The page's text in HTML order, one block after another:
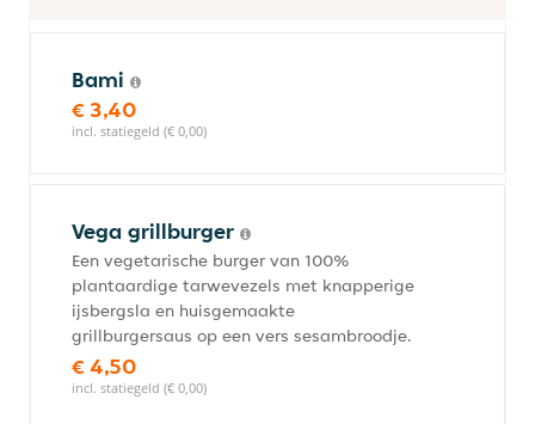
Bami
€ 3,40
incl. statiegeld (€ 0,00)
Vega grillburger
Een vegetarische burger van 100%
plantaardige tarwevezels met knapperige
ijsbergsla en huisgemaakte
grillburgersaus op een vers sesambroodje.
€ 4,50
incl. statiegeld (€ 0,00)